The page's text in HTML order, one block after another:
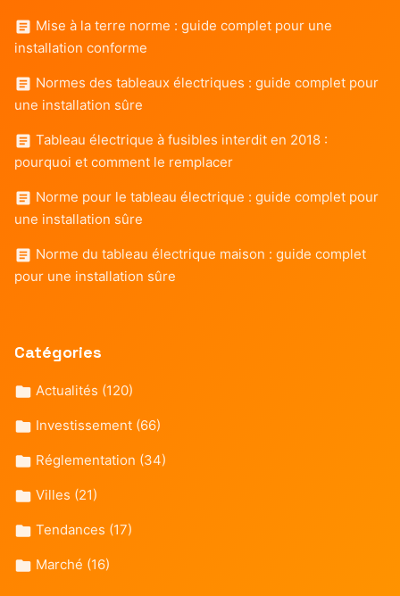
Mise à la terre norme : guide complet pour une
installation conforme
Normes des tableaux électriques : guide complet pour
une installation sûre
Tableau électrique à fusibles interdit en 2018 :
pourquoi et comment le remplacer
Norme pour le tableau électrique : guide complet pour
une installation sûre
Norme du tableau électrique maison : guide complet
pour une installation sûre
Catégories
Actualités (120)
Investissement (66)
Réglementation (34)
Villes (21)
Tendances (17)
Marché (16)